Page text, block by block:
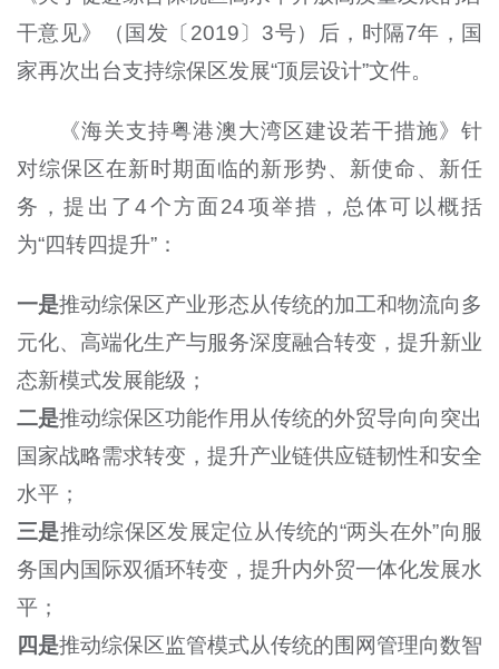
干意见》（国发〔2019〕3号）后，时隔7年，国
家再次出台支持综保区发展“顶层设计”文件。
《海关支持粤港澳大湾区建设若干措施》针
对综保区在新时期面临的新形势、新使命、新任
务，提出了4个方面24项举措，总体可以概括
为“四转四提升”：
一是推动综保区产业形态从传统的加工和物流向多
元化、高端化生产与服务深度融合转变，提升新业
态新模式发展能级；
二是推动综保区功能作用从传统的外贸导向向突出
国家战略需求转变，提升产业链供应链韧性和安全
水平；
三是推动综保区发展定位从传统的“两头在外”向服
务国内国际双循环转变，提升内外贸一体化发展水
平；
四是推动综保区监管模式从传统的围网管理向数智